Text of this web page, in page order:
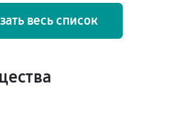
весь список